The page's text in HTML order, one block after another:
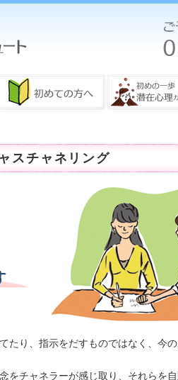
スチャネリング
たり、指示をだすものではなく、今
をチャネラーが感じ取り、それらを自